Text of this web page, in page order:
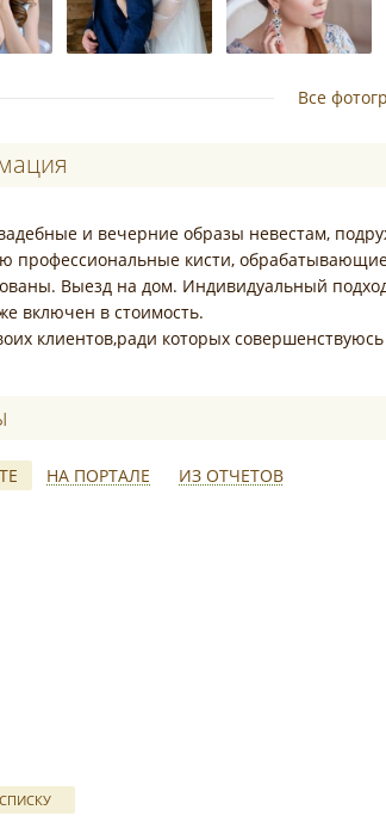
и вечерние образы невестам,
профессиональные кисти,
Выезд на дом. Индивидуальный
включен в стоимость.
клиентов,ради которых совершенствуюсь
Все
о Богатикова Алина
НА ПОРТАЛЕ ИЗ ОТЧЕТОВ